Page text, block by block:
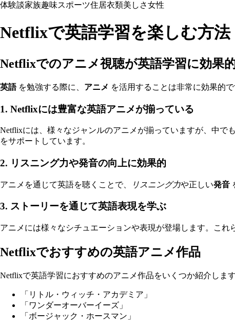
体験談家族趣味スポーツ住居衣類美しさ女性
Netflixで英語学習を楽しむ方法
Netflixでのアニメ視聴が英語学習に効果
英語を勉強する際に、 アニメ を活用することは非常に効果的
1. Netflixには豊富な英語アニメが揃っている
Netflixには、様々なジャンルのアニメが揃っていますが、中で
をサポートしています。
2. リスニング力や発音の向上に効果的
アニメを通じて英語を聴くことで、 リスニング力や正しい発音
3. ストーリーを通じて英語表現を学ぶ
アニメには様々なシチュエーションや表現が登場します。こ
Netflixでおすすめの英語アニメ作品
Netflixで英語学習におすすめのアニメ作品をいくつか紹介します
「リトル・ウィッチ・アカデミア」
「ワンダーオーバーイーズ」
「ボージャック・ホースマン」